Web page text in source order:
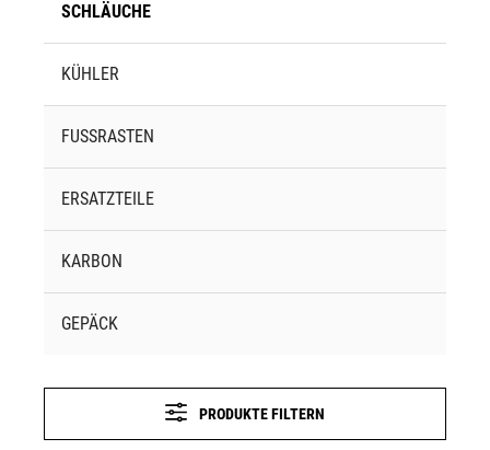
SCHLÄUCHE
KÜHLER
FUSSRASTEN
ERSATZTEILE
KARBON
GEPÄCK
PRODUKTE FILTERN